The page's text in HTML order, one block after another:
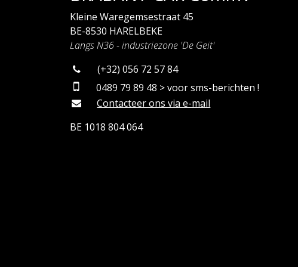
Kleine Waregemsestraat 45
BE-8530 HARELBEKE
Langs N36 - industriezone 'De Geit'
(+32) 056 72 57 84
0489 79 89 48 > voor sms-berichten !
Contacteer ons via e-mail
BE 1018 804 064